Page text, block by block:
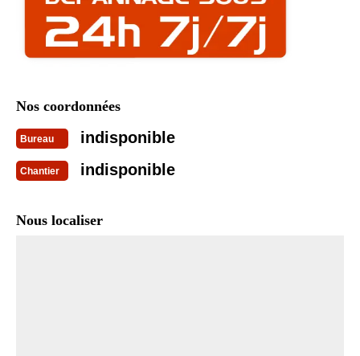
Nos coordonnées
Bureau indisponible
Chantier indisponible
Nous localiser